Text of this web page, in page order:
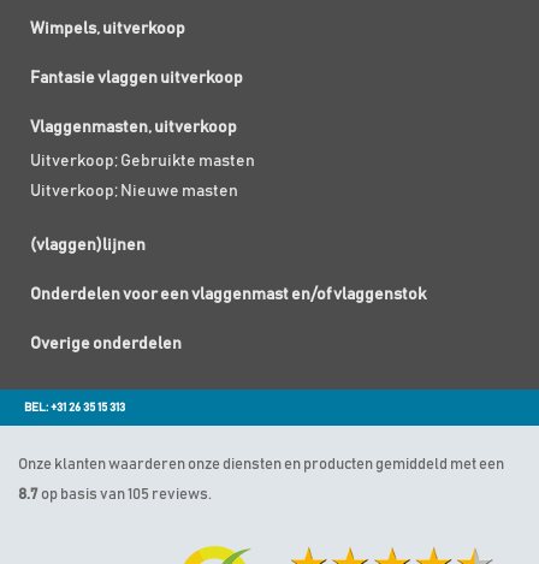
Wimpels, uitverkoop
Fantasie vlaggen uitverkoop
Vlaggenmasten, uitverkoop
Uitverkoop; Gebruikte masten
Uitverkoop; Nieuwe masten
(vlaggen)lijnen
Onderdelen voor een vlaggenmast en/of vlaggenstok
Overige onderdelen
BEL: +31 26 35 15 313
Onze klanten waarderen onze diensten en producten gemiddeld met een
8.7 op basis van 105 reviews.